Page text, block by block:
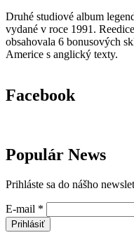
Druhé studiové album
vydané v roce 1991.
obsahovala 6 bonusových
Americe s anglický texty.
Facebook
Populár News
Prihláste sa do nášho
E-mail *
Prihlásiť